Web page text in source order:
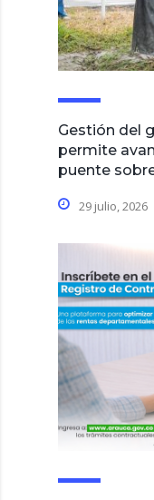
Gestión del
permite
puente
29 julio, 2026